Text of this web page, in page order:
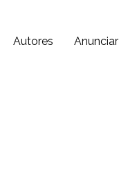
Autores Anunciar